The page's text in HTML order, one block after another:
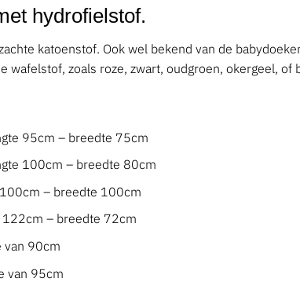
hydrofielstof.
katoenstof. Ook wel bekend van de
wafelstof, zoals roze, zwart, oudgroen, okergeel, of
95cm – breedte 75cm
100cm – breedte 80cm
– breedte 100cm
122cm – breedte 72cm
van 90cm
van 95cm